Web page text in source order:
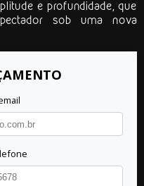
e profundidade, que
sob uma nova